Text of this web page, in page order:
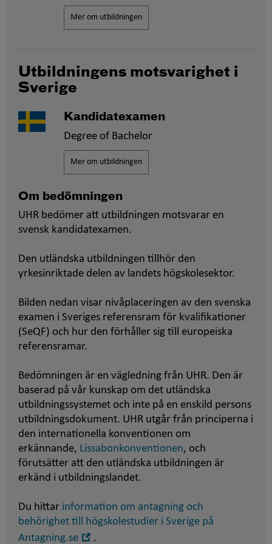
Mer om utbildningen
Utbildningens motsvarighet i
Sverige
Kandidatexamen
Degree of Bachelor
Mer om utbildningen
Om bedömningen
UHR bedömer att utbildningen motsvarar en
svensk kandidatexamen.
Den utländska utbildningen tillhör den
yrkesinriktade delen av landets högskolesektor.
Bilden nedan visar nivåplaceringen av den svenska
examen i Sveriges referensram för kvalifikationer
(SeQF) och hur den förhåller sig till europeiska
referensramar.
Bedömningen är en vägledning från UHR. Den är
baserad på vår kunskap om det utländska
utbildningssystemet och inte på en enskild persons
utbildningsdokument. UHR utgår från principerna i
den internationella konventionen om
erkännande, Lissabonkonventionen, och
förutsätter att den utländska utbildningen är
erkänd i utbildningslandet.
Du hittar information om antagning och
behörighet till högskolestudier i Sverige på
Antagning.se
.